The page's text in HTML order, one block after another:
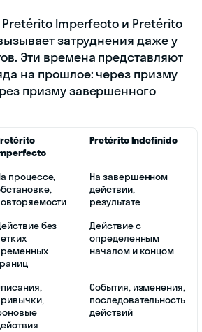
Imperfecto и Pretérito
затруднения даже у
Эти времена представляют
на прошлое: через призму
призму завершенного
Pretérito Indefinido
процессе,
На завершенном
действии,
результате
без
Действие с
определенным
началом и концом
События, изменения,
последовательность
действий